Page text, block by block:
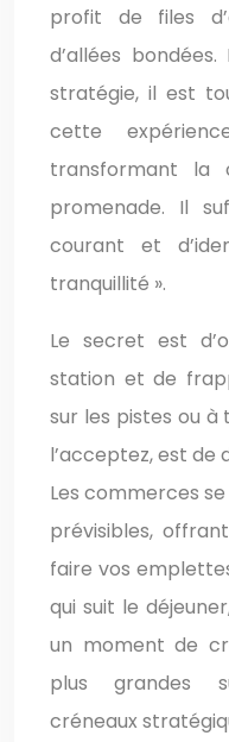
profit de files
d’allées
stratégie, il est
cette
transformant la
promenade. Il
courant et
tranquillité ».
Le secret est
station et de
sur les pistes ou à
l’acceptez, est de
Les commerces
prévisibles,
faire vos
qui suit le
un moment de
plus grandes
créneaux